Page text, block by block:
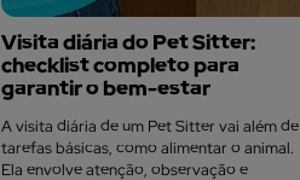
Visita diária do Pet Sitter:
checklist completo para
garantir o bem-estar
A visita diária de um Pet Sitter vai além de
tarefas básicas, como alimentar o animal.
Ela envolve atenção, observação e